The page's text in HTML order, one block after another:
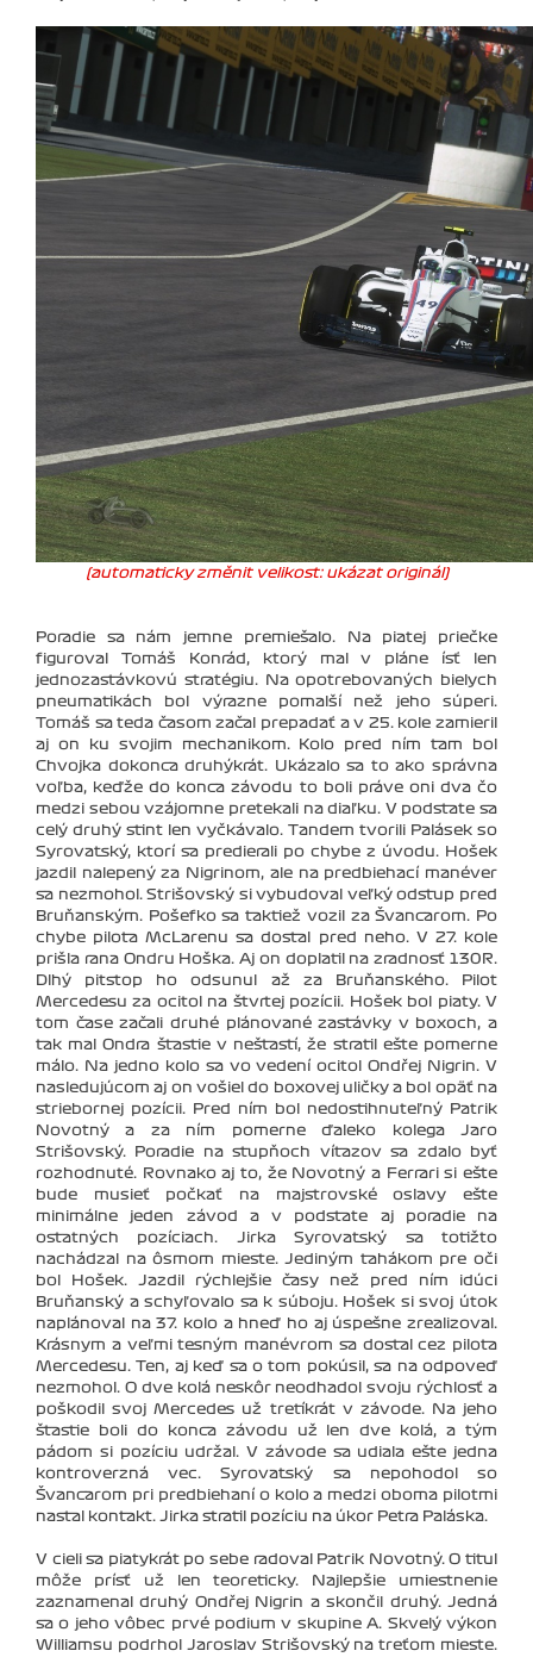
(automaticky změnit velikost: ukázat originál)
Poradie sa nám jemne premiešalo. Na piatej priečke
figuroval Tomáš Konrád, ktorý mal v pláne ísť len
jednozastávkovú stratégiu. Na opotrebovaných bielych
pneumatikách bol výrazne pomalší než jeho súperi.
Tomáš sa teda časom začal prepadať a v 25. kole zamieril
aj on ku svojim mechanikom. Kolo pred ním tam bol
Chvojka dokonca druhýkrát. Ukázalo sa to ako správna
voľba, keďže do konca závodu to boli práve oni dva čo
medzi sebou vzájomne pretekali na diaľku. V podstate sa
celý druhý stint len vyčkávalo. Tandem tvorili Palásek so
Syrovatský, ktorí sa predierali po chybe z úvodu. Hošek
jazdil nalepený za Nigrinom, ale na predbiehací manéver
sa nezmohol. Strišovský si vybudoval veľký odstup pred
Bruňanským. Pošefko sa taktiež vozil za Švancarom. Po
chybe pilota McLarenu sa dostal pred neho. V 27. kole
prišla rana Ondru Hoška. Aj on doplatil na zradnosť 130R.
Dlhý pitstop ho odsunul až za Bruňanského. Pilot
Mercedesu za ocitol na štvrtej pozícii. Hošek bol piaty. V
tom čase začali druhé plánované zastávky v boxoch, a
tak mal Ondra šťastie v nešťastí, že stratil ešte pomerne
málo. Na jedno kolo sa vo vedení ocitol Ondřej Nigrin. V
nasledujúcom aj on vošiel do boxovej uličky a bol opäť na
striebornej pozícii. Pred ním bol nedostihnuteľný Patrik
Novotný a za ním pomerne ďaleko kolega Jaro
Strišovský. Poradie na stupňoch víťazov sa zdalo byť
rozhodnuté. Rovnako aj to, že Novotný a Ferrari si ešte
bude musieť počkať na majstrovské oslavy ešte
minimálne jeden závod a v podstate aj poradie na
ostatných pozíciach. Jirka Syrovatský sa totižto
nachádzal na ôsmom mieste. Jediným ťahákom pre oči
bol Hošek. Jazdil rýchlejšie časy než pred ním idúci
Bruňanský a schyľovalo sa k súboju. Hošek si svoj útok
naplánoval na 37. kolo a hneď ho aj úspešne zrealizoval.
Krásnym a veľmi tesným manévrom sa dostal cez pilota
Mercedesu. Ten, aj keď sa o tom pokúsil, sa na odpoveď
nezmohol. O dve kolá neskôr neodhadol svoju rýchlosť a
poškodil svoj Mercedes už tretíkrát v závode. Na jeho
šťastie boli do konca závodu už len dve kolá, a tým
pádom si pozíciu udržal. V závode sa udiala ešte jedna
kontroverzná vec. Syrovatský sa nepohodol so
Švancarom pri predbiehaní o kolo a medzi oboma pilotmi
nastal kontakt. Jirka stratil pozíciu na úkor Petra Paláska.
V cieli sa piatykrát po sebe radoval Patrik Novotný. O titul
môže prísť už len teoreticky. Najlepšie umiestnenie
zaznamenal druhý Ondřej Nigrin a skončil druhý. Jedná
sa o jeho vôbec prvé podium v skupine A. Skvelý výkon
Williamsu podrhol Jaroslav Strišovský na treťom mieste.